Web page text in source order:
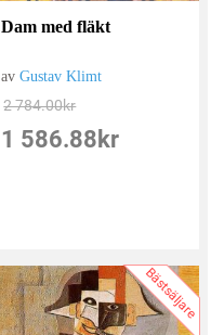
Dam med fläkt
avGustav Klimt
2 784.00kr
1 586.88 kr
Bästsäljare